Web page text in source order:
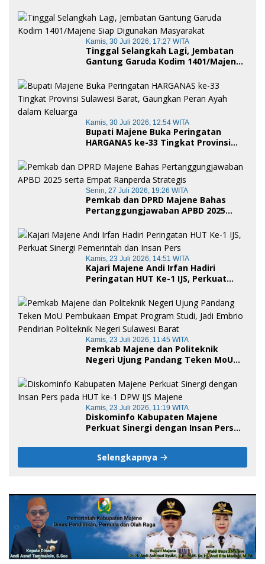
Royong dan Cinta Tanah Air
Kamis, 30 Juli 2026, 17:27 WITA
Tinggal Selangkah Lagi, Jembatan
Gantung Garuda Kodim 1401/Majene
Kamis, 30 Juli 2026, 12:54 WITA
Bupati Majene Buka Peringatan
HARGANAS ke-33 Tingkat Provinsi
Ayah dalam Keluarga
Senin, 27 Juli 2026, 19:26 WITA
Pemkab dan DPRD Majene Bahas
Pertanggungjawaban APBD 2025
Kamis, 23 Juli 2026, 14:51 WITA
Kajari Majene Andi Irfan Hadiri
Peringatan HUT Ke-1 IJS, Perkuat
Kamis, 23 Juli 2026, 11:45 WITA
Pemkab Majene dan Politeknik
Negeri Ujung Pandang Teken MoU
Jadi Embrio Pendirian Politeknik
Negeri Sulawesi Barat
Kamis, 23 Juli 2026, 11:19 WITA
Diskominfo Kabupaten Majene
Perkuat Sinergi dengan Insan Pers
Selengkapnya